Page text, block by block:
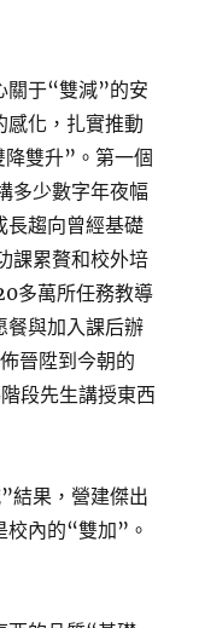
關于“雙減”的安
感化，扎實推動
雙升”。第一個
多少數字年夜幅
長趨向曾經基礎
課累贅和校外培
多萬所任務教導
餐與加入課后辦
晉陞到今朝的
段先生講授東西
結果，營建傑出
內的“雙加”。